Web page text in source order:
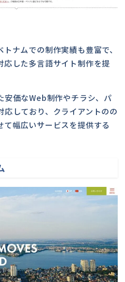
ナムでの制作実績も豊富で、
応した多言語サイト制作を提
安価なWeb制作やチラシ、パ
応しており、クライアントのの
て幅広いサービスを提供する